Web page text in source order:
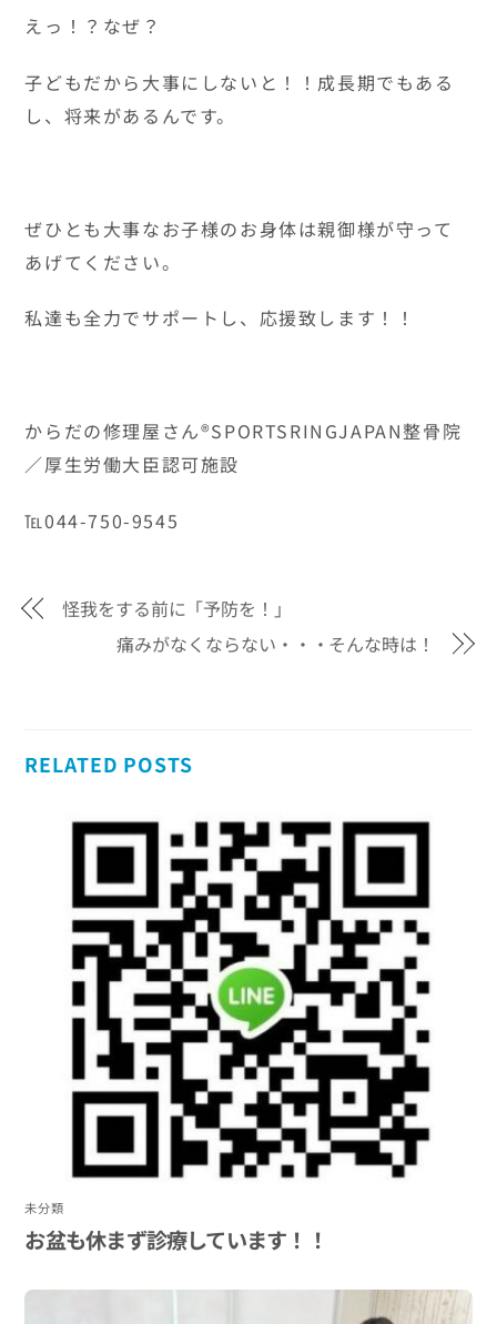
えっ！？なぜ？
子どもだから大事にしないと！！成長期でもある
し、将来があるんです。
ぜひとも大事なお子様のお身体は親御様が守って
あげてください。
私達も全力でサポートし、応援致します！！
からだの修理屋さん®SPORTSRINGJAPAN整骨院
／厚生労働大臣認可施設
℡044-750-9545
怪我をする前に「予防を！」
痛みがなくならない・・・そんな時は！
RELATED POSTS
未分類
お盆も休まず診療しています！！